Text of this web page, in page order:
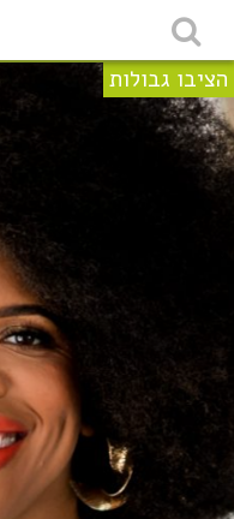
הציבו גבולות